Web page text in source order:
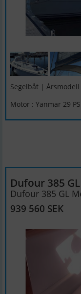
Segelbåt |
Motor : Yanmar 29 PS
Dufour 385 GL
Dufour 385 GL
939 560 SEK